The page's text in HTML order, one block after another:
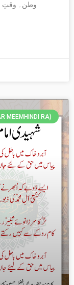
وطن۔ وقتِ
MEEMHINDI RA)